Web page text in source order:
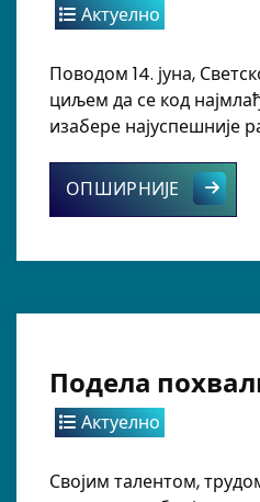
Актуелно
Поводом 14. јуна,
циљем да се код
изабере најуспешније
ОПШИРНИЈЕ
Подела
Актуелно
Својим талентом,